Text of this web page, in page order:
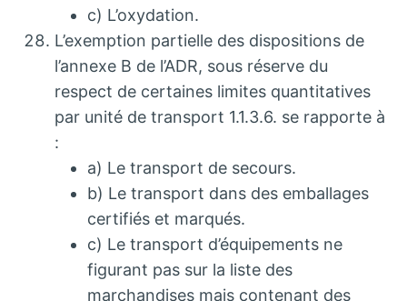
c) L’oxydation.
L’exemption partielle des dispositions de
l’annexe B de l’ADR, sous réserve du
respect de certaines limites quantitatives
par unité de transport 1.1.3.6. se rapporte à
:
a) Le transport de secours.
b) Le transport dans des emballages
certifiés et marqués.
c) Le transport d’équipements ne
figurant pas sur la liste des
marchandises mais contenant des